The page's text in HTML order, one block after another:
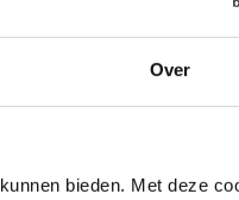
Over
bieden. Met deze